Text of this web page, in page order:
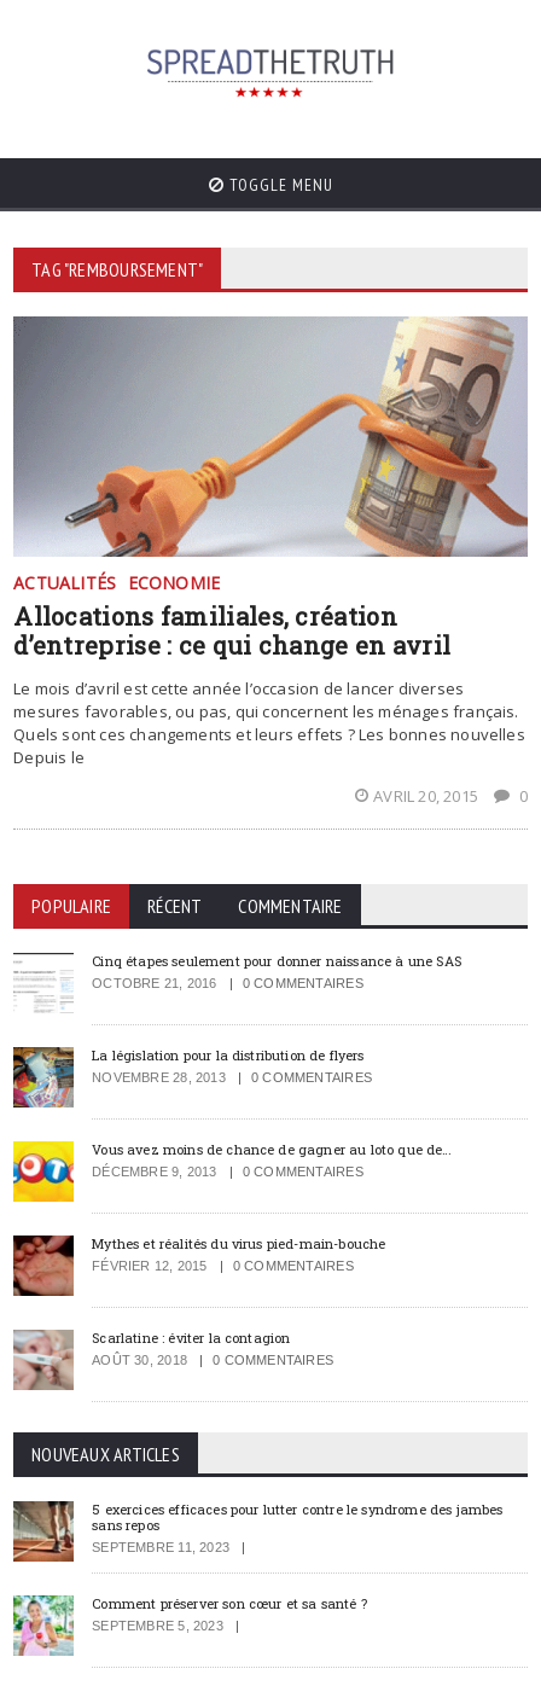
TOGGLE MENU
TAG "REMBOURSEMENT"
ACTUALITÉS ECONOMIE
Allocations familiales, création
d’entreprise : ce qui change en avril
Le mois d’avril est cette année l’occasion de lancer diverses
mesures favorables, ou pas, qui concernent les ménages français.
Quels sont ces changements et leurs effets ? Les bonnes nouvelles
Depuis le
AVRIL 20, 2015
0
POPULAIRE RÉCENT COMMENTAIRE
Cinq étapes seulement pour donner naissance à une SAS
OCTOBRE 21, 2016 0 COMMENTAIRES
La législation pour la distribution de flyers
NOVEMBRE 28, 2013 0 COMMENTAIRES
Vous avez moins de chance de gagner au loto que de…
DÉCEMBRE 9, 2013 0 COMMENTAIRES
Mythes et réalités du virus pied-main-bouche
FÉVRIER 12, 2015 0 COMMENTAIRES
Scarlatine : éviter la contagion
AOÛT 30, 2018 0 COMMENTAIRES
NOUVEAUX ARTICLES
5 exercices efficaces pour lutter contre le syndrome des jambes
sans repos
SEPTEMBRE 11, 2023
Comment préserver son cœur et sa santé ?
SEPTEMBRE 5, 2023